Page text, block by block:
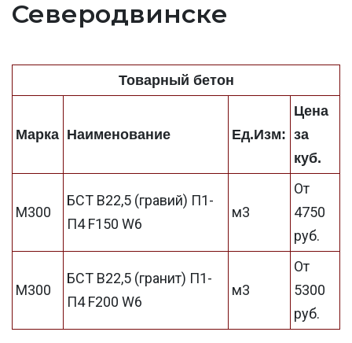
Северодвинске
Товарный бетон
Марка Наименование Ед.Изм:
Цена
за
куб.
М300
БСТ В22,5 (гравий) П1-
П4 F150 W6
м3
От
4750
руб.
М300
БСТ В22,5 (гранит) П1-
П4 F200 W6
м3
От
5300
руб.